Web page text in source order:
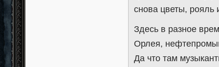
снова цветы, рояль
Здесь в разное
Орлея,
Да что там